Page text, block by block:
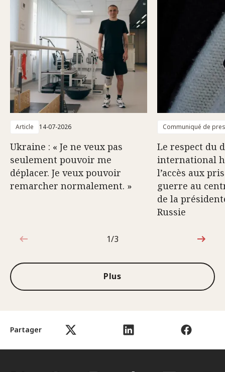
Partager
Article 14-07-2026
Ukraine : « Je ne veux pas
seulement pouvoir me
déplacer. Je veux pouvoir
remarcher normalement. »
Communiqué de
Le respect du
international
l’accès aux
guerre au
de la
Russie
1sur3
1/3
Plus